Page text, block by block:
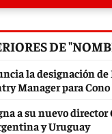
DE
la designación de
Manager para
a su nuevo director
y Uruguay